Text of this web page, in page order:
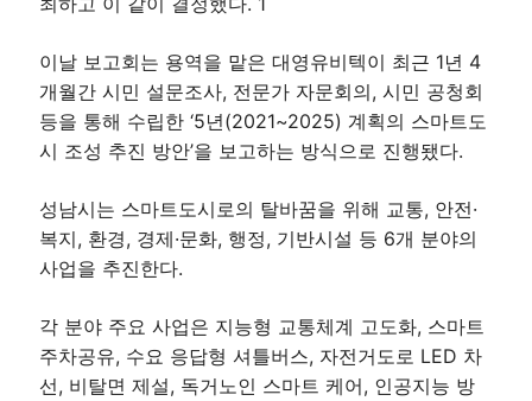
이날 보고회는 용역을 맡은 대영유비텍이 최근 1년 4
개월간 시민 설문조사, 전문가 자문회의, 시민 공청회
등을 통해 수립한 ‘5년(2021~2025) 계획의 스마트도
시 조성 추진 방안’을 보고하는 방식으로 진행됐다.
성남시는 스마트도시로의 탈바꿈을 위해 교통, 안전·
복지, 환경, 경제·문화, 행정, 기반시설 등 6개 분야의
사업을 추진한다.
각 분야 주요 사업은 지능형 교통체계 고도화, 스마트
주차공유, 수요 응답형 셔틀버스, 자전거도로 LED 차
선, 비탈면 제설, 독거노인 스마트 케어, 인공지능 방